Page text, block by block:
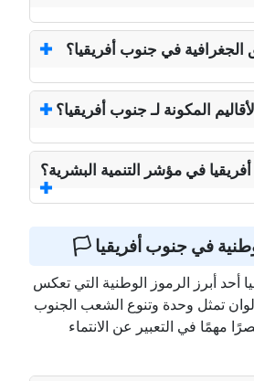
الجغرافية في جنوب أفريقيا؟
المكونة لـ جنوب أفريقيا؟
في مؤشر التنمية البشرية؟
في جنوب أفريقيا 🏳️
أحد أبرز الرموز الوطنية التي تعكس
تمثل وحدة وتنوع الشعب الجنوب
مهمًا في التعبير عن الانتماء